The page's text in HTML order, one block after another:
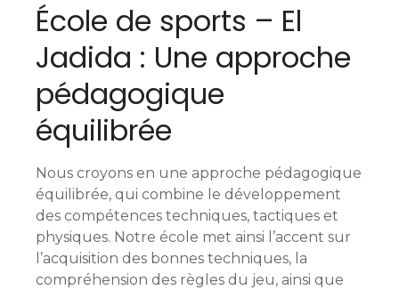
École de sports – El
Jadida : Une approche
pédagogique
équilibrée
Nous croyons en une approche pédagogique
équilibrée, qui combine le développement
des compétences techniques, tactiques et
physiques. Notre école met ainsi l’accent sur
l’acquisition des bonnes techniques, la
compréhension des règles du jeu, ainsi que